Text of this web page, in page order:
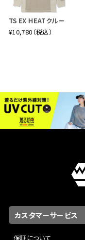
TS EX HEATクルー
¥10,780（税込）
カスタマーサービス
保証について